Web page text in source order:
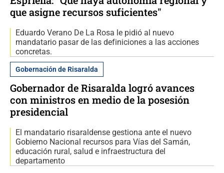
que asigne recursos suficientes"
Eduardo Verano De La Rosa le pidió al nuevo
mandatario pasar de las definiciones a las acciones
concretas.
Gobernación de Risaralda
Gobernador de Risaralda logró avances
con ministros en medio de la posesión
presidencial
El mandatario risaraldense gestiona ante el nuevo
Gobierno Nacional recursos para Vías del Samán,
educación rural, salud e infraestructura del
departamento